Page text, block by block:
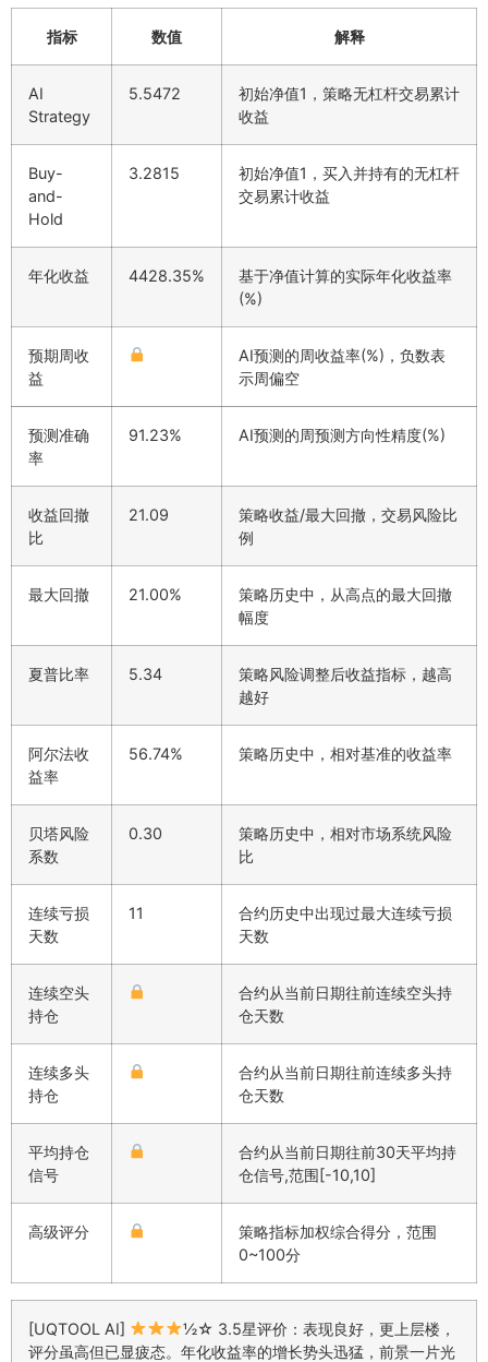
指标 数值 解释
AI
Strategy
5.5472
初始净值1，策略无杠杆交易累计
收益
Buy-
and-
Hold
3.2815
初始净值1，买入并持有的无杠杆
交易累计收益
年化收益 4428.35%
基于净值计算的实际年化收益率
(%)
预期周收
益
AI预测的周收益率(%)，负数表
示周偏空
预测准确
率
91.23% AI预测的周预测方向性精度(%)
收益回撤
比
21.09
策略收益/最大回撤，交易风险比
例
最大回撤 21.00%
策略历史中，从高点的最大回撤
幅度
夏普比率 5.34
策略风险调整后收益指标，越高
越好
阿尔法收
益率
56.74% 策略历史中，相对基准的收益率
贝塔风险
系数
0.30
策略历史中，相对市场系统风险
比
连续亏损
天数
11
合约历史中出现过最大连续亏损
天数
连续空头
持仓
合约从当前日期往前连续空头持
仓天数
连续多头
持仓
合约从当前日期往前连续多头持
仓天数
平均持仓
信号
合约从当前日期往前30天平均持
仓信号,范围[-10,10]
高级评分
策略指标加权综合得分，范围
0~100分
[UQTOOL AI]
½☆ 3.5星评价：表现良好，更上层楼，
评分虽高但已显疲态。年化收益率的增长势头迅猛，前景一片光